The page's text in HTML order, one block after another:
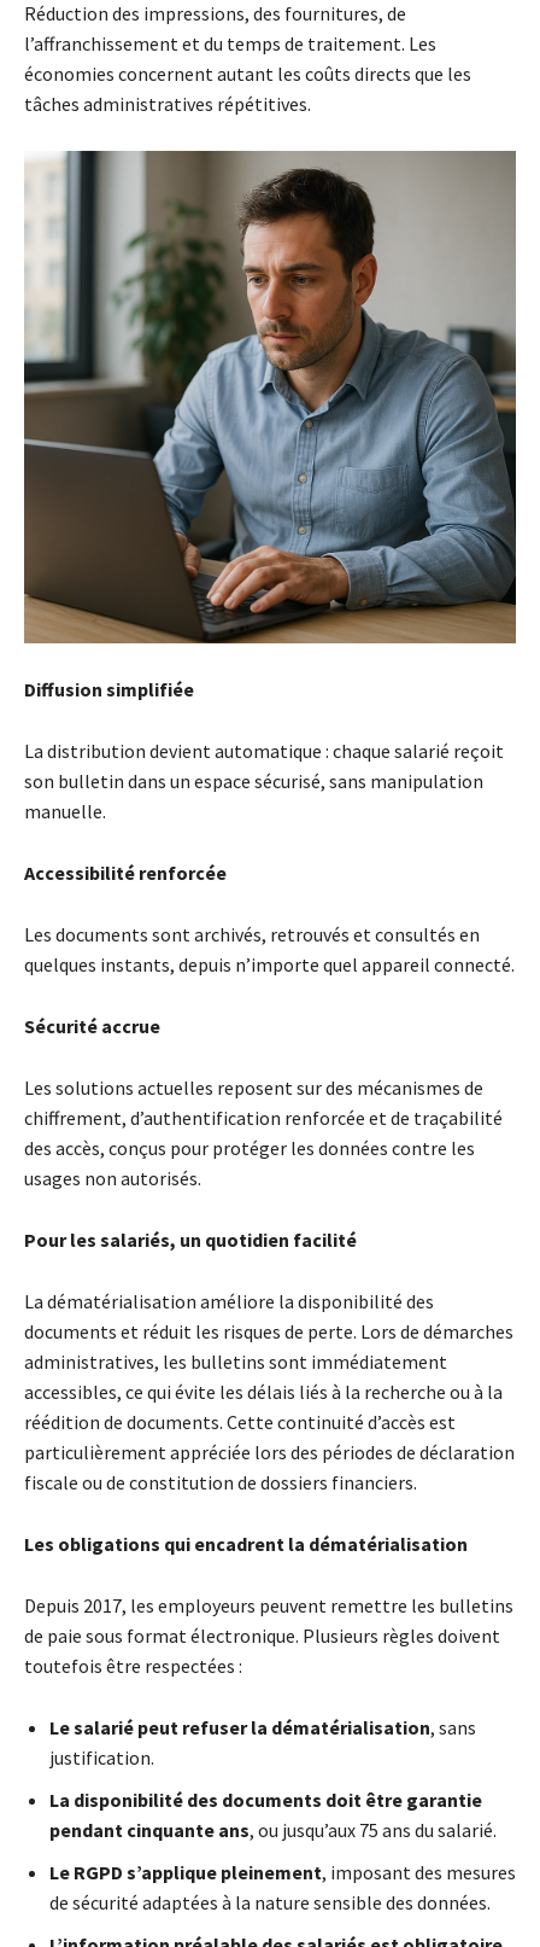
Réduction des impressions, des fournitures, de
l’affranchissement et du temps de traitement. Les
économies concernent autant les coûts directs que les
tâches administratives répétitives.
Diffusion simplifiée
La distribution devient automatique : chaque salarié reçoit
son bulletin dans un espace sécurisé, sans manipulation
manuelle.
Accessibilité renforcée
Les documents sont archivés, retrouvés et consultés en
quelques instants, depuis n’importe quel appareil connecté.
Sécurité accrue
Les solutions actuelles reposent sur des mécanismes de
chiffrement, d’authentification renforcée et de traçabilité
des accès, conçus pour protéger les données contre les
usages non autorisés.
Pour les salariés, un quotidien facilité
La dématérialisation améliore la disponibilité des
documents et réduit les risques de perte. Lors de démarches
administratives, les bulletins sont immédiatement
accessibles, ce qui évite les délais liés à la recherche ou à la
réédition de documents. Cette continuité d’accès est
particulièrement appréciée lors des périodes de déclaration
fiscale ou de constitution de dossiers financiers.
Les obligations qui encadrent la dématérialisation
Depuis 2017, les employeurs peuvent remettre les bulletins
de paie sous format électronique. Plusieurs règles doivent
toutefois être respectées :
Le salarié peut refuser la dématérialisation, sans
justification.
La disponibilité des documents doit être garantie
pendant cinquante ans, ou jusqu’aux 75 ans du salarié.
Le RGPD s’applique pleinement, imposant des mesures
de sécurité adaptées à la nature sensible des données.